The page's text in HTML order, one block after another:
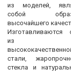
из моделей,
собой
высочайшего
Изготавливаются
из
стали,
стекла и